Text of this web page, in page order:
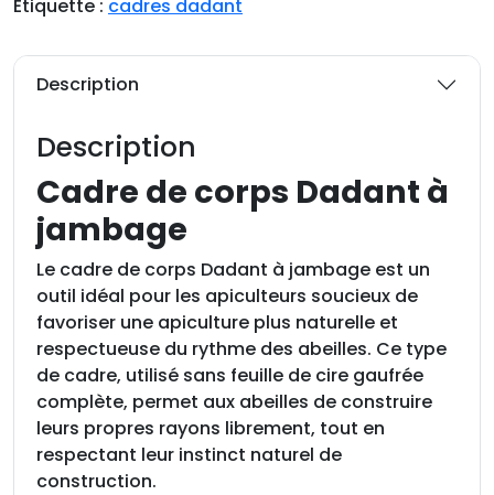
Étiquette : cadres dadant
Description
Description
Cadre de corps Dadant à
jambage
Le cadre de corps Dadant à jambage est un
outil idéal pour les apiculteurs soucieux de
favoriser une apiculture plus naturelle et
respectueuse du rythme des abeilles. Ce type
de cadre, utilisé sans feuille de cire gaufrée
complète, permet aux abeilles de construire
leurs propres rayons librement, tout en
respectant leur instinct naturel de
construction.